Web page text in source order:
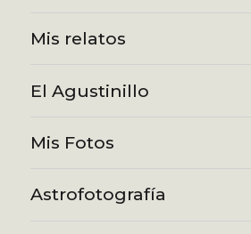
Mis relatos
El Agustinillo
Mis Fotos
Astrofotografía